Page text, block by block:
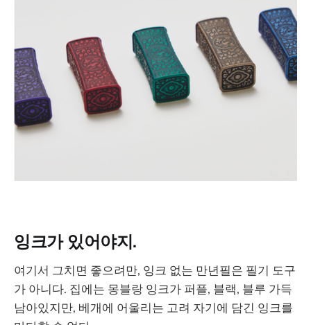
잉크가 있어야지.
여기서 그치면 좋으려만, 잉크 없는 만년필은 필기 도구
가 아니다. 집에는 몽블랑 잉크가 퍼플, 블랙, 블루 가득
남아있지만, 베개에 어울리는 고려 자기에 담긴 잉크를